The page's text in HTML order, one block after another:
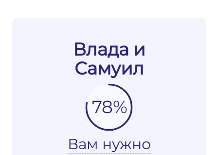
Влада и
Самуил
78%
Вам нужно